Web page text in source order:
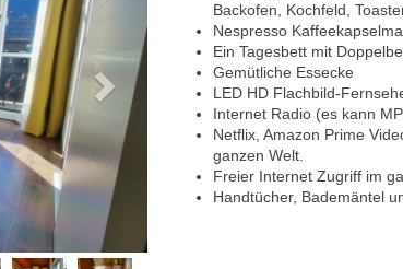
Backofen, Kochfeld,
Nespresso
Ein Tagesbett mit
Gemütliche Essecke
LED HD Flachbild-
Internet Radio (es kann
Netflix, Amazon Prime
ganzen Welt.
Freier Internet Zugriff im
Handtücher, Bademäntel